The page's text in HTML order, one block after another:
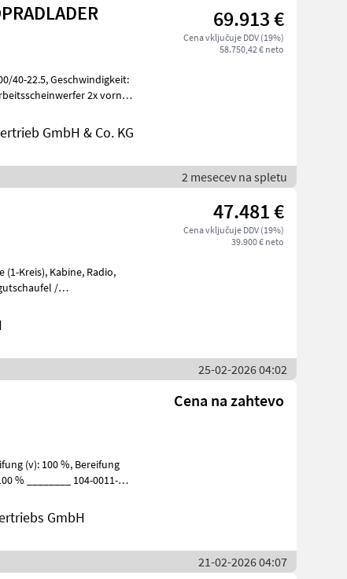
69.913 €
Cena vključuje DDV (19%)
58.750,42 € neto
GmbH & Co. KG
2 mesecev na spletu
47.481 €
Cena vključuje DDV (19%)
39.900 € neto
25-02-2026 04:02
Cena na zahtevo
GmbH
21-02-2026 04:07